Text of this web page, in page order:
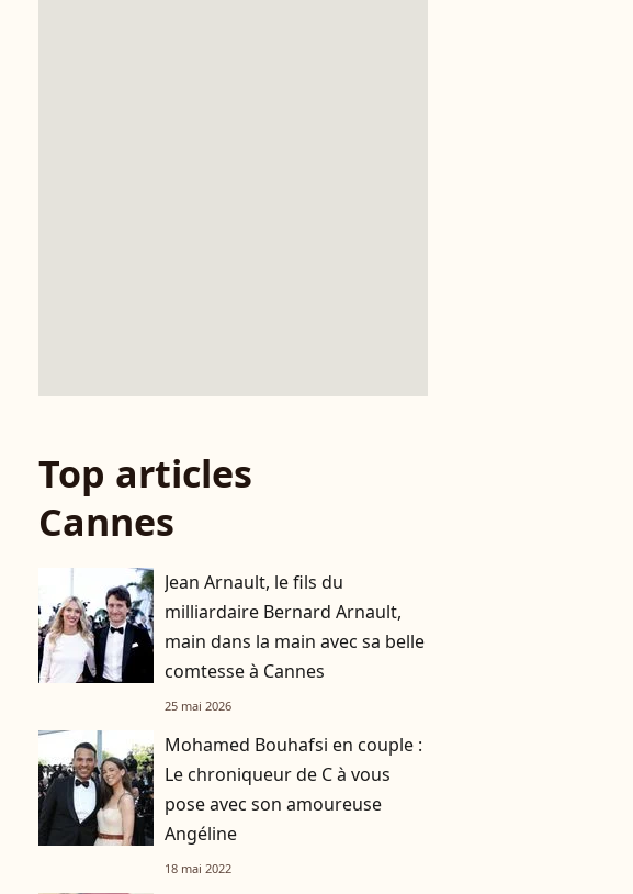
Top articles
Cannes
Jean Arnault, le fils du
milliardaire Bernard Arnault,
main dans la main avec sa belle
comtesse à Cannes
25 mai 2026
Mohamed Bouhafsi en couple :
Le chroniqueur de C à vous
pose avec son amoureuse
Angéline
18 mai 2022